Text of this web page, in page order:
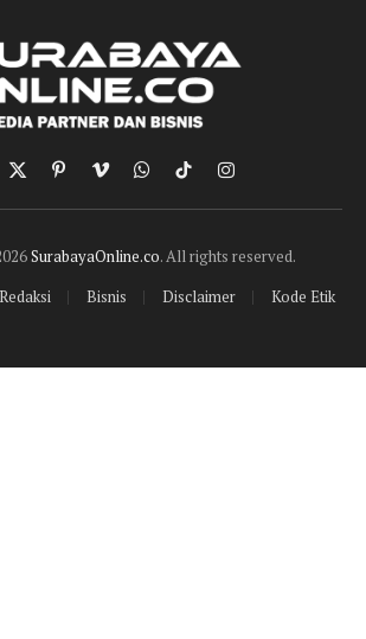
X
(Twitter)
PinterestVimeoWhatsApp
TikTokInstagram
SurabayaOnline.co. All rights reserved.
Redaksi Bisnis Disclaimer Kode Etik